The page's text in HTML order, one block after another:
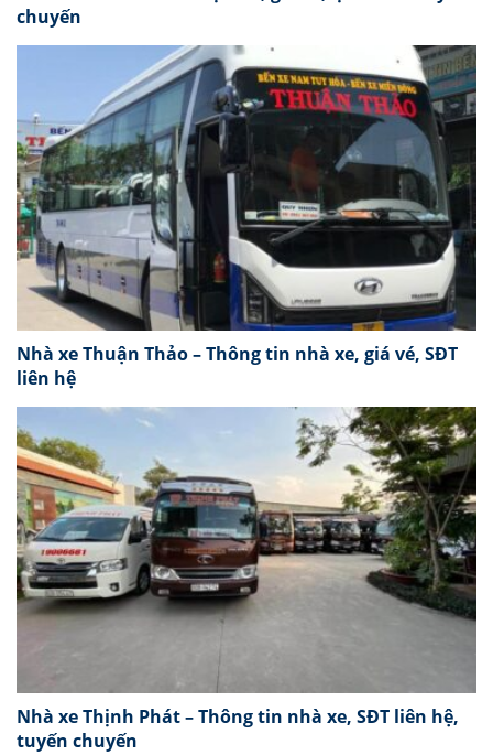
chuyến
Nhà xe Thuận Thảo – Thông tin nhà xe, giá vé, SĐT
liên hệ
Nhà xe Thịnh Phát – Thông tin nhà xe, SĐT liên hệ,
tuyến chuyến